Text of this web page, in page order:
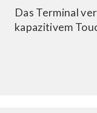
Das Terminal
kapazitivem